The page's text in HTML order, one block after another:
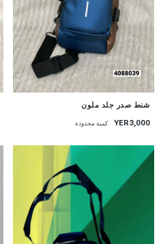
شنط صدر جلد ملون
YER3,000 كمية محدودة